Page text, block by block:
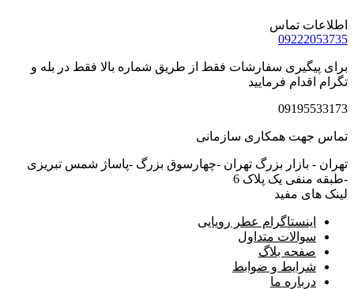
اطلاعات تماس
09222053735
برای پیگیری سفارشات فقط از طریق شماره بالا فقط در بله و
تگرام اقدام فرمایید
09195533173
تماس جهت همکاری سازمانی
تهران - بازار بزرگ تهران -چهارسوق بزرگ -پاساژ شمس تبریزی
-طبقه منفی یک پلاک 6
لینک های مفید
اینستاگرام عطر رویایی
سوالات متداول
صفحه بلاگ
شرایط و ضوابط
درباره ما